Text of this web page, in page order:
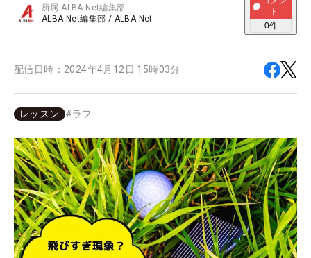
所属ALBA Net編集部
ALBA Net編集部 / ALBA Net
ト
0件
配信日時： 2024年4月12日 15時03分
レッスン #ラフ